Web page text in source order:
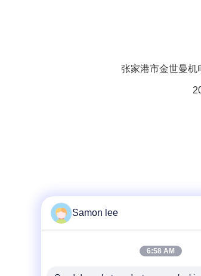
张家港市金世曼机
Samon lee
6:58 AM